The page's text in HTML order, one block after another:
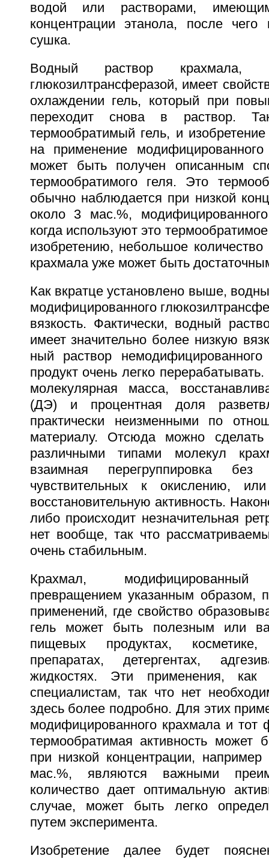
водой или растворами,
концентрации этанола, после
сушка.
Водный раствор крахмала,
глюкозилтрансферазой, имеет
охлаждении гель, который при
переходит снова в раствор.
термообратимый гель, и
на применение
может быть получен описанным
термообратимого геля. Это
обычно наблюдается при низкой
около 3 мас.%,
когда используют это
изобретению, небольшое
крахмала уже может быть
Как вкратце установлено выше,
модифицированного
вязкость. Фактически, водный
имеет значительно более низкую
ный раствор
продукт очень легко
молекулярная масса,
(ДЭ) и процентная доля
практически неизменными по
материалу. Отсюда можно
различными типами молекул
взаимная перегруппировка без
чувствительных к окислению,
восстановительную активность.
либо происходит незначительная
нет вообще, так что
очень стабильным.
Крахмал, модифицированный
превращением указанным образом,
применений, где свойство
гель может быть полезным или
пищевых продуктах, косметике,
препаратах, детергентах,
жидкостях. Эти применения, как
специалистам, так что нет
здесь более подробно. Для этих
модифицированного крахмала и тот
термообратимая активность может
при низкой концентрации,
мас.%, являются важными
количество дает оптимальную
случае, может быть легко
путем эксперимента.
Изобретение далее будет